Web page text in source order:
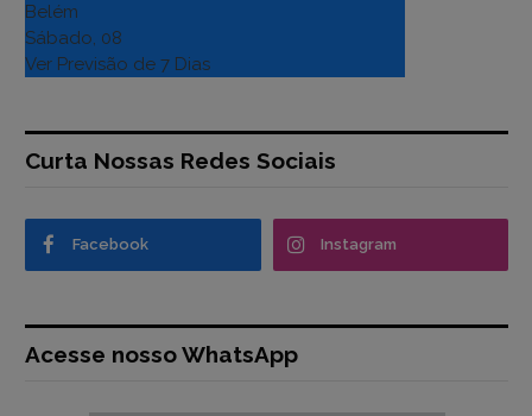
Belém
Sábado, 08
Ver Previsão de 7 Dias
Curta Nossas Redes Sociais
Facebook Instagram
Acesse nosso WhatsApp